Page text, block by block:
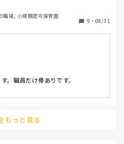
家庭でもそんなに食卓に上がる
魚も高級魚になりつつあり…と
職場, 小規模認可保育園
9 ・ 08/31
。職員だけ骨ありです。
もっと見る